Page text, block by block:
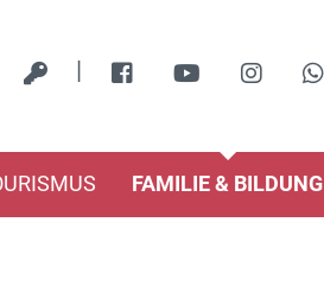
|
FAMILIE & BILDUNG